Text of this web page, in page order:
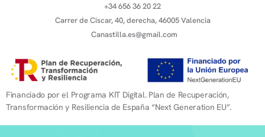
+34 656 36 20 22
Carrer de Ciscar, 40, derecha, 46005 Valencia
Canastilla.es@gmail.com
Financiado por el Programa KIT Digital. Plan de Recuperación,
Transformación y Resiliencia de España “Next Generation EU”.